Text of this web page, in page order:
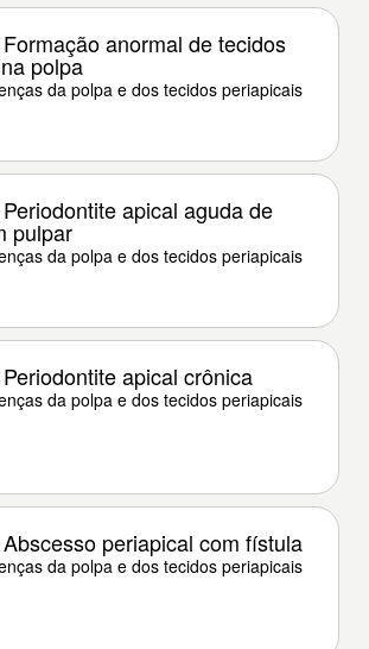
anormal de tecidos
polpa
da polpa e dos tecidos periapicais
apical aguda de
pulpar
da polpa e dos tecidos periapicais
apical crônica
da polpa e dos tecidos periapicais
periapical com fístula
da polpa e dos tecidos periapicais